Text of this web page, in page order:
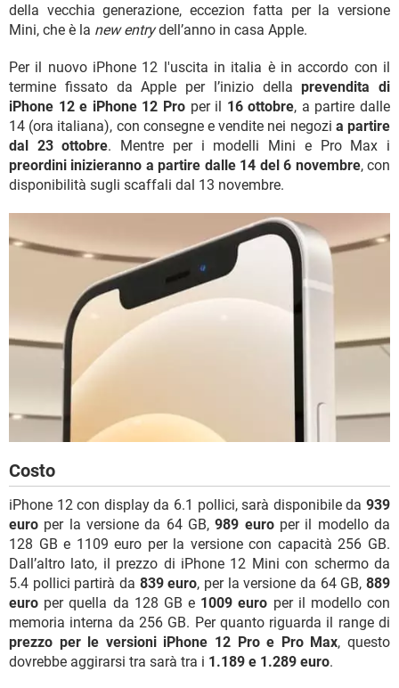
della vecchia generazione, eccezion fatta per la versione
Mini, che è la new entrydell’anno in casa Apple.
Per il nuovo iPhone 12 l'uscita in italia è in accordo con il
termine fissato da Apple per l’inizio dellaprevendita di
iPhone 12 e iPhone 12 Proper il 16 ottobre, a partire dalle
14 (ora italiana), con consegne e vendite nei negozi a partire
dal 23 ottobre. Mentre per i modelli Mini e Pro Max i
preordini inizieranno a partire dalle 14 del 6 novembre, con
disponibilità sugli scaffali dal 13 novembre.
Costo
iPhone 12 con display da 6.1 pollici, sarà disponibile da 939
euro per la versione da 64 GB,989 europer il modello da
128 GB e 1109 euro per la versione con capacità 256 GB.
Dall’altro lato, il prezzo di iPhone 12 Mini con schermo da
5.4 pollici partirà da 839 euro, per la versione da 64 GB,889
euro per quella da 128 GB e 1009 euro per il modello con
memoria interna da 256 GB. Per quanto riguarda il range di
prezzo per le versioni iPhone 12 Pro e Pro Max, questo
dovrebbe aggirarsi tra sarà tra i 1.189 e 1.289 euro.